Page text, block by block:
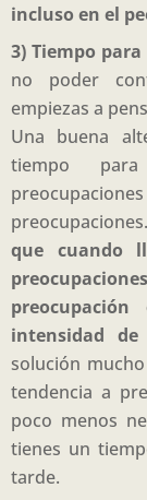
incluso en el
3) Tiempo
no poder
empiezas a
Una buena
tiempo
preocupaciones.
que cuando
intensidad de
solución
tendencia a
poco menos
tienes un
tarde.